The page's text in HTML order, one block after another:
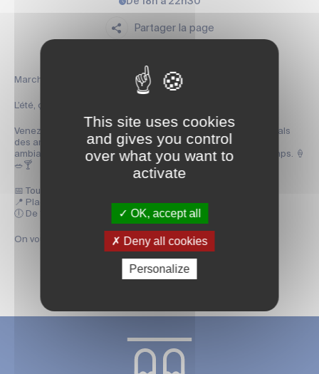
Partager la page
Marché nocturne à Saintes 🌙
L’été, ça se savoure aussi le soir. 🌅
Venez flâner à votre rythme place Bassompierre, entre les étals
des artisans locaux, les bonnes odeurs de cuisine et une
ambiance douce et festive qui donne envie de prendre le temps. 🍦
🥗🍸
📅 Tous les vendredis du 3 juillet au 28 août
📍 Place Bassompierre
🕕 De 18h à 22h30
On vous y attend ! ✨
This site uses cookies
and gives you control
over what you want to
activate
OK, accept all
Deny all cookies
Personalize